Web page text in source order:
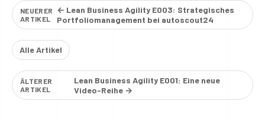
NEUERER
ARTIKEL
← Lean Business Agility E003: Strategisches
Portfoliomanagement bei autoscout24
Alle Artikel
ÄLTERER
ARTIKEL
Lean Business Agility E001: Eine neue
Video-Reihe →